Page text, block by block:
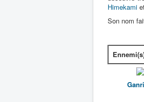
Himekami
Son nom